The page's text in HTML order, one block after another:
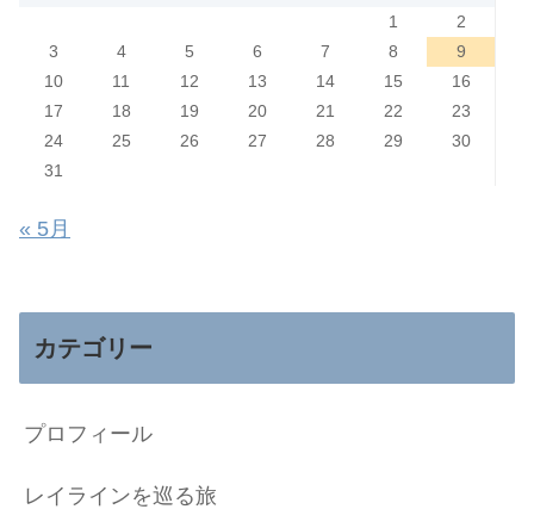
1
2
3
4 5 6 7 8
9
10
11 12 13 14 15
16
17
18 19 20 21 22
23
24
25 26 27 28 29
30
31
« 5月
カテゴリー
プロフィール
レイラインを巡る旅